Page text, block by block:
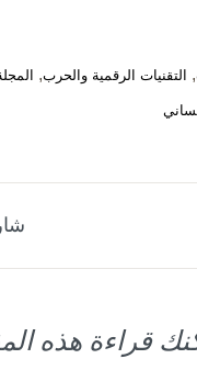
, التقنيات الرقمية والحرب,
قراءة هذه